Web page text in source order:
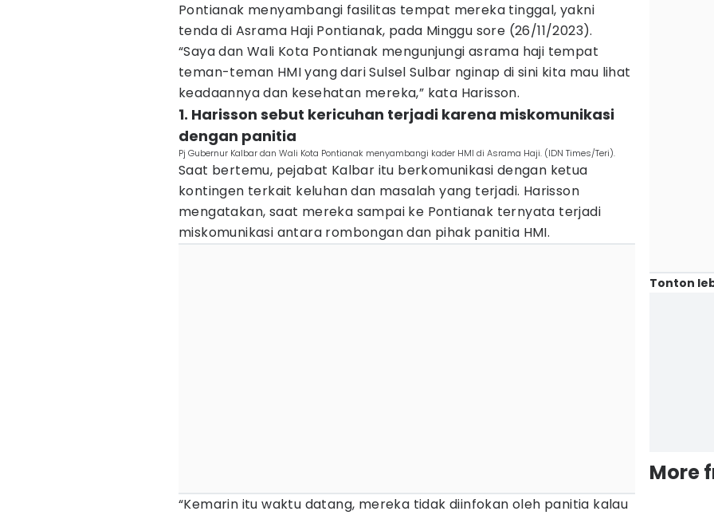
Pontianak menyambangi fasilitas tempat mereka tinggal, yakni
tenda di Asrama Haji Pontianak, pada Minggu sore (26/11/2023).
“Saya dan Wali Kota Pontianak mengunjungi asrama haji tempat
teman-teman HMI yang dari Sulsel Sulbar nginap di sini kita mau lihat
keadaannya dan kesehatan mereka,” kata Harisson.
1. Harisson sebut kericuhan terjadi karena miskomunikasi
dengan panitia
Pj Gubernur Kalbar dan Wali Kota Pontianak menyambangi kader HMI di Asrama Haji. (IDN Times/Teri).
Saat bertemu, pejabat Kalbar itu berkomunikasi dengan ketua
kontingen terkait keluhan dan masalah yang terjadi. Harisson
mengatakan, saat mereka sampai ke Pontianak ternyata terjadi
miskomunikasi antara rombongan dan pihak panitia HMI.
“Kemarin itu waktu datang, mereka tidak diinfokan oleh panitia kalau
Tonton
More